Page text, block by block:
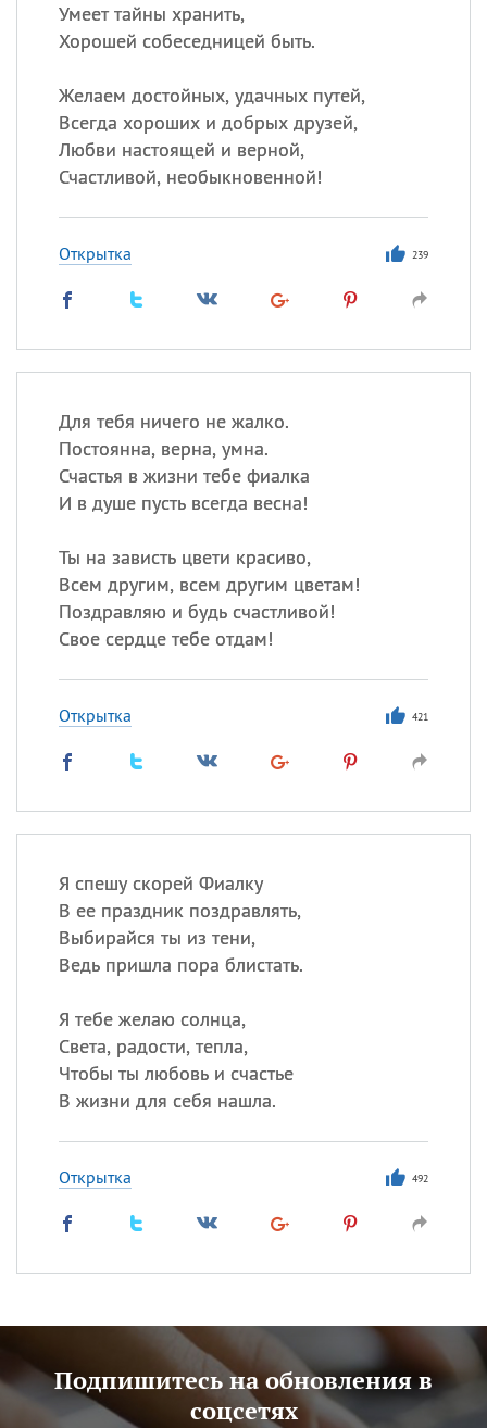
Умеет тайны хранить,
Хорошей собеседницей быть.
Желаем достойных, удачных путей,
Всегда хороших и добрых друзей,
Любви настоящей и верной,
Счастливой, необыкновенной!
Открытка 239
Для тебя ничего не жалко.
Постоянна, верна, умна.
Счастья в жизни тебе фиалка
И в душе пусть всегда весна!
Ты на зависть цвети красиво,
Всем другим, всем другим цветам!
Поздравляю и будь счастливой!
Свое сердце тебе отдам!
Открытка 421
Я спешу скорей Фиалку
В ее праздник поздравлять,
Выбирайся ты из тени,
Ведь пришла пора блистать.
Я тебе желаю солнца,
Света, радости, тепла,
Чтобы ты любовь и счастье
В жизни для себя нашла.
Открытка 492
Подпишитесь на обновления в
соцсетях